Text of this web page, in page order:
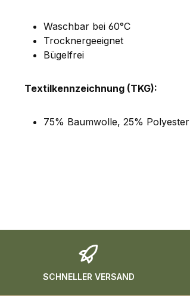
Waschbar bei 60°C
Trocknergeeignet
Bügelfrei
Textilkennzeichnung (TKG):
75% Baumwolle, 25% Polyester
SCHNELLER VERSAND